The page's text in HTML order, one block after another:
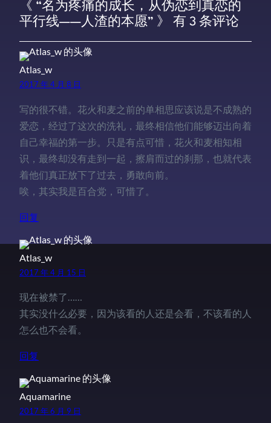
《 “名为疼痛的成长，从伪恋到真恋的
平行线——人渣的本愿” 》 有 3 条评论
Atlas_w
2017 年 4 月 8 日
写的很不错。花火和麦之前的单相思应该说是不成熟的
爱恋，经过了这次的洗礼，最终相信他们能够迈出向着
自己幸福的第一步。只是有点可惜，花火和麦相知相
识，最终却没有走到一起，擦肩而过的刹那，也就代表
着他们真正放下了过去，勇敢向前。
唉，其实我是百合党，可惜了。
回复
Atlas_w
2017 年 4 月 15 日
现在被禁了……
其实没什么必要，因为该看的人还是会看，不该看的人
怎么也不会看。
回复
Aquamarine
2017 年 6 月 9 日